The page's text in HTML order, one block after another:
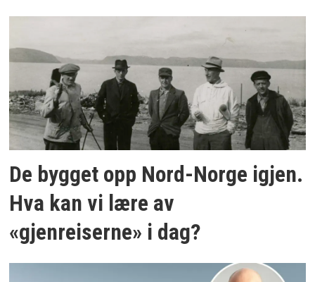
De bygget opp Nord-Norge igjen.
Hva kan vi lære av
«gjenreiserne» i dag?